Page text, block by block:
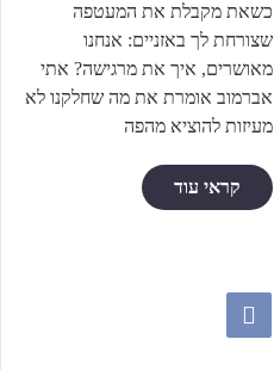
כשאת מקבלת את המעטפה
שצורחת לך באזניים: אנחנו
מאושרים, איך את מרגישה? אתי
אברמוב אומרת את מה שחלקנו לא
מעיזות להוציא מהפה
קראי עוד